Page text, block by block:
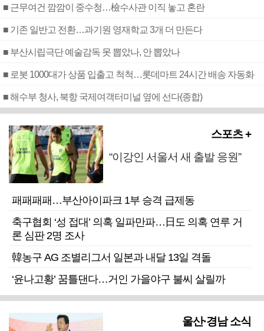
■ 근무여건 깜깜이 중수청…檢수사관 이직 놓고 혼란
■ 기존 일반고 전환…과기원 영재학교 3개 더 만든다
■ 부산시립극단 예술감독 못 뽑았나, 안 뽑았나
■ 로봇 1000대가 상품 입출고 척척…롯데마트 24시간 배송 자동화
■ 해수부 청사, 북항 국제여객터미널 옆에 선다(종합)
스포츠 +
“이강인 서울서 새 출발 응원”
패패패패…부산아이파크 1부 승격 급제동
축구협회 ‘성 접대’ 의혹 일파만파…日도 의혹 연루 거
론 심판 2명 조사
韓농구 AG 조별리그서 일본과 내달 13일 격돌
‘윤나고황’ 꿈틀댄다…거인 가을야구 불씨 살릴까
울산·경남 소식